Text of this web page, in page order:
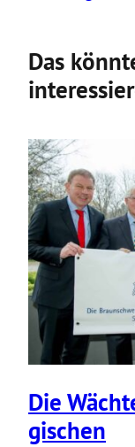
Das
Die
gi­schen